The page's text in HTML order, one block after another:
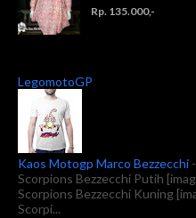
Rp. 135.000,-
LegomotoGP
Kaos Motogp Marco Bezzecchi -
Scorpions Bezzecchi Putih
Scorpions Bezzecchi Kuning
Scorpi...